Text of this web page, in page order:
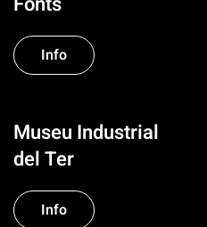
Info
Museu Industrial
del Ter
Info